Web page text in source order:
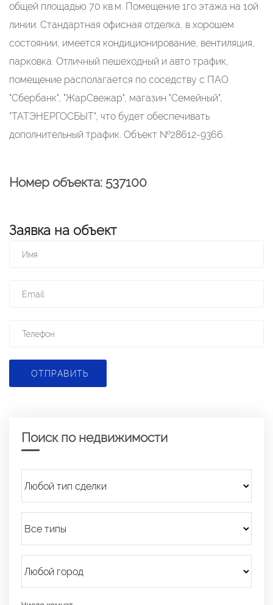
общей площадью 70 кв.м. Помещение 1го этажа на 1ой
линии. Стандартная офисная отделка, в хорошем
состоянии, имеется кондиционирование, вентиляция,
парковка. Отличный пешеходный и авто трафик,
помещение располагается по соседству с ПАО
"Сбербанк", "ЖарСвежар", магазин "Семейный",
"ТАТЭНЕРГОСБЫТ", что будет обеспечивать
дополнительный трафик. Объект №28612-9366.
Номер объекта: 537100
Заявка на объект
ОТПРАВИТЬ
Поиск по недвижимости